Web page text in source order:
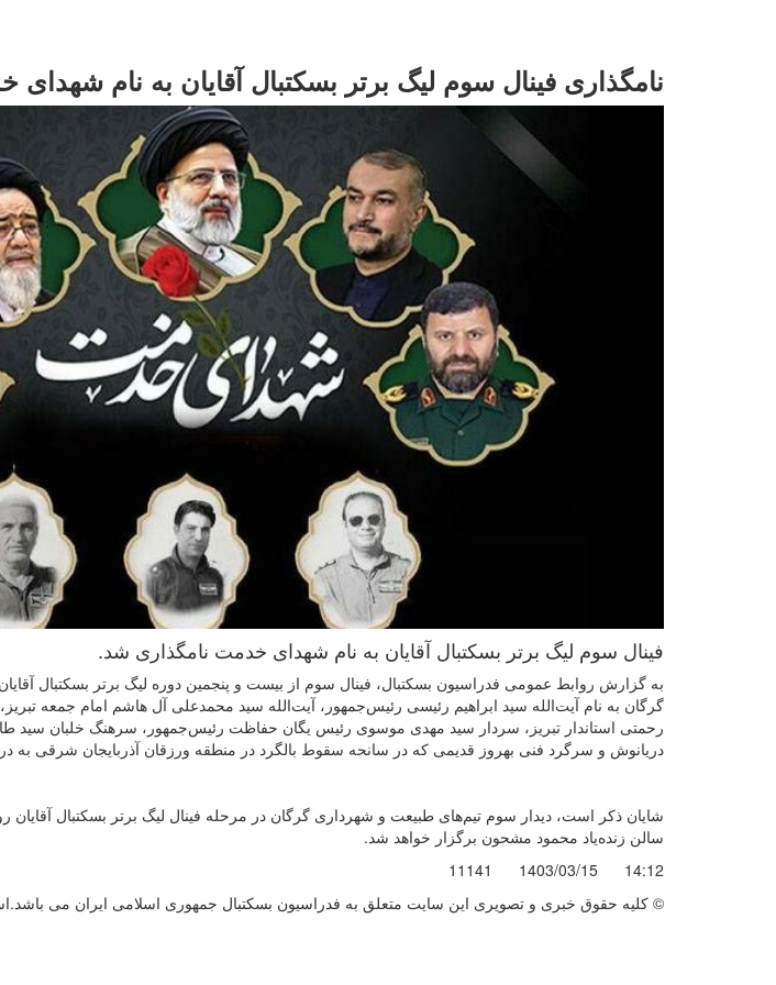
نامگذاری فینال سوم لیگ برتر بسکتبال آقایان به نام
فینال سوم لیگ برتر بسکتبال آقایان به نام شهدای خدمت نامگذاری شد.
به گزارش روابط عمومی فدراسیون بسکتبال، فینال سوم از بیست و پنجمین دوره لیگ برتر بسکتبال
گرگان به نام آیت‌الله سید ابراهیم رئیسی رئیس‌جمهور، آیت‌الله سید محمدعلی آل هاشم امام جمعه
رحمتی استاندار تبریز، سردار سید مهدی موسوی رئیس یگان حفاظت رئیس‌جمهور، سرهنگ خلبان
دریانوش و سرگرد فنی بهروز قدیمی که در سانحه سقوط بالگرد در منطقه ورزقان آذربایجان شرقی به
سالن زنده‌یاد محمود مشحون برگزار خواهد شد.
14:12
1403/03/15
11141
© کليه حقوق خبری و تصويری اين سايت متعلق به فدراسیون بسکتبال جمهوری اسلامی ایران می